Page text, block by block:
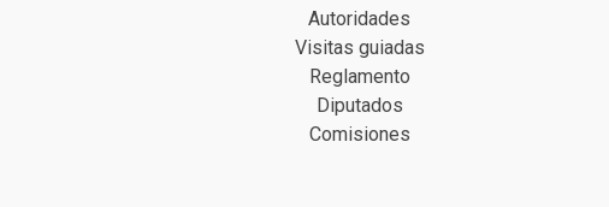
Autoridades
Visitas guiadas
Reglamento
Diputados
Comisiones